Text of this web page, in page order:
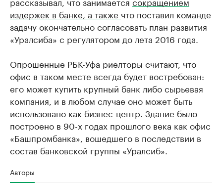
издержек в банке, а также что поставил команде
задачу окончательно согласовать план развития
«Уралсиба» с регулятором до лета 2016 года.
Опрошенные РБК-Уфа риелторы считают, что
офис в таком месте всегда будет востребован:
его может купить крупный банк либо сырьевая
компания, и в любом случае оно может быть
использовано как бизнес-центр. Здание было
построено в 90-х годах прошлого века как офис
«Башпромбанка», вошедшего в последствии в
состав банковской группы «Уралсиб».
Авторы